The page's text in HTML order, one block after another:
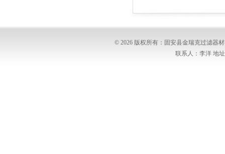
© 2026 版权所有：固安县金瑞克过滤器
联系人：李洋 地